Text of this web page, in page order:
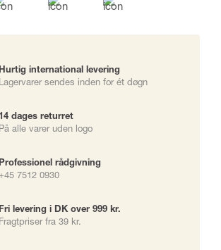
Hurtig international levering
Lagervarer sendes inden for ét døgn
14 dages returret
På alle varer uden logo
Professionel rådgivning
7512 0930
Fri levering i DK over 999 kr.
Fragtpriser fra 39 kr.